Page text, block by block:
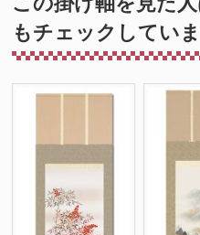
もチェックしていま